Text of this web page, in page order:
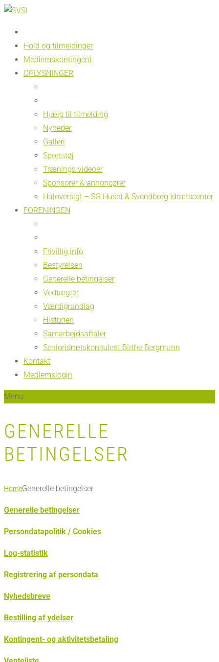
Hold og tilmeldinger
Medlemskontingent
OPLYSNINGER
Hjælp til tilmelding
Nyheder
Galleri
Sportstøj
Trænings videoer
Sponsorer & annoncører
Haloversigt – SG Huset & Svendborg Idrætscenter
FORENINGEN
Frivillig info
Bestyrelsen
Generelle betingelser
Vedtægter
Værdigrundlag
Historien
Samarbejdsaftaler
Senioridrætskonsulent Birthe Bergmann
Kontakt
Medlemslogin
Menu
GENERELLE
BETINGELSER
HomeGenerelle betingelser
Generelle betingelser
Persondatapolitik / Cookies
Log-statistik
Registrering af persondata
Nyhedsbreve
Bestilling af ydelser
Kontingent- og aktivitetsbetaling